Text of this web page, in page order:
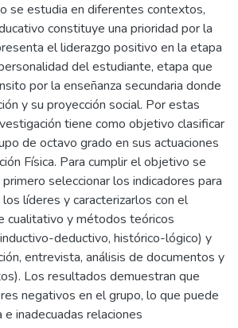
se estudia en diferentes contextos,
constituye una prioridad por la
el liderazgo positivo en la etapa
del estudiante, etapa que
por la enseñanza secundaria donde
y su proyección social. Por estas
tiene como objetivo clasificar
de octavo grado en sus actuaciones
Física. Para cumplir el objetivo se
seleccionar los indicadores para
líderes y caracterizarlos con el
cualitativo y métodos teóricos
deductivo, histórico-lógico) y
entrevista, análisis de documentos y
Los resultados demuestran que
negativos en el grupo, lo que puede
inadecuadas relaciones